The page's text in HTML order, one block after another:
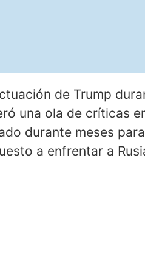
de Trump
una ola de críticas
durante meses
a enfrentar a